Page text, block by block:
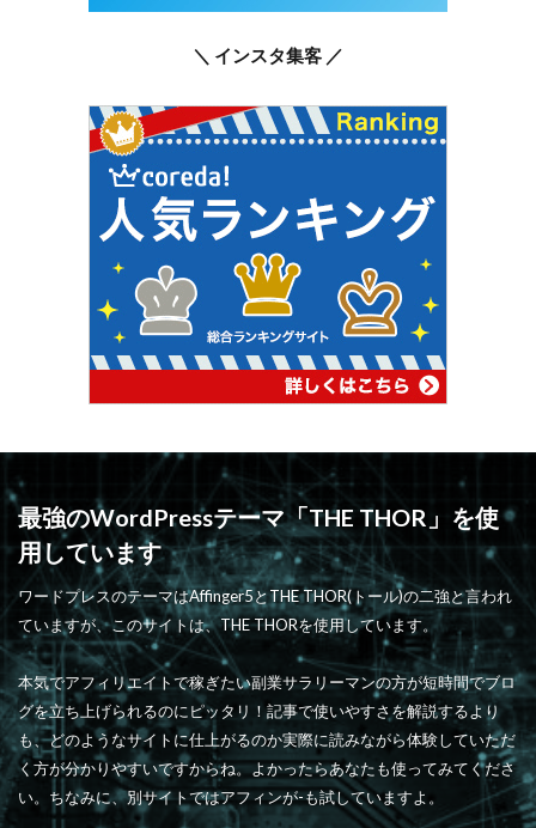
＼ インスタ集客 ／
最強のWordPressテーマ「THE THOR」を使
用しています
ワードプレスのテーマはAffinger5とTHE THOR(トール)の二強と言われ
ていますが、このサイトは、THE THORを使用しています。
本気でアフィリエイトで稼ぎたい副業サラリーマンの方が短時間でブロ
グを立ち上げられるのにピッタリ！記事で使いやすさを解説するより
も、どのようなサイトに仕上がるのか実際に読みながら体験していただ
く方が分かりやすいですからね。よかったらあなたも使ってみてくださ
い。ちなみに、別サイトではアフィンが-も試していますよ。